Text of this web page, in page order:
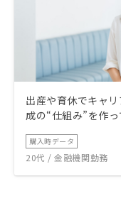
出産や育休でキャ
成の“仕組み”を作っ
購入時データ
20代 / 金融機関勤務